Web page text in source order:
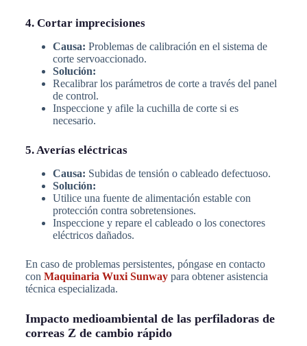
4. Cortar imprecisiones
Causa: Problemas de calibración en el sistema de
corte servoaccionado.
Solución:
Recalibrar los parámetros de corte a través del panel
de control.
Inspeccione y afile la cuchilla de corte si es
necesario.
5. Averías eléctricas
Causa: Subidas de tensión o cableado defectuoso.
Solución:
Utilice una fuente de alimentación estable con
protección contra sobretensiones.
Inspeccione y repare el cableado o los conectores
eléctricos dañados.
En caso de problemas persistentes, póngase en contacto
con Maquinaria Wuxi Sunwaypara obtener asistencia
técnica especializada.
Impacto medioambiental de las perfiladoras de
correas Z de cambio rápido